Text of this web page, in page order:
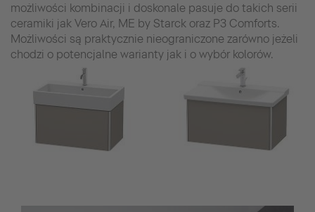
możliwości kombinacji i doskonale pasuje do takich serii
ceramiki jak Vero Air, ME by Starck oraz P3 Comforts.
Możliwości są praktycznie nieograniczone zarówno jeżeli
chodzi o potencjalne warianty jak i o wybór kolorów.